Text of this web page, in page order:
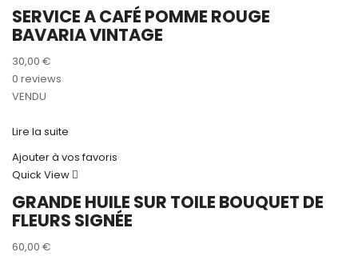
SERVICE A CAFÉ POMME ROUGE
BAVARIA VINTAGE
30,00 €
0 reviews
VENDU
Lire la suite
Ajouter à vos favoris
Quick View
GRANDE HUILE SUR TOILE BOUQUET DE
FLEURS SIGNÉE
60,00 €